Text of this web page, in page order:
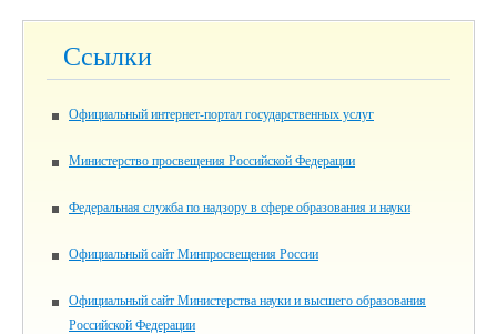
Ссылки
Официальный интернет-портал государственных услуг
Министерство просвещения Российской Федерации
Федеральная служба по надзору в сфере образования и науки
Официальный сайт Минпросвещения России
Официальный сайт Министерства науки и высшего образования
Российской Федерации